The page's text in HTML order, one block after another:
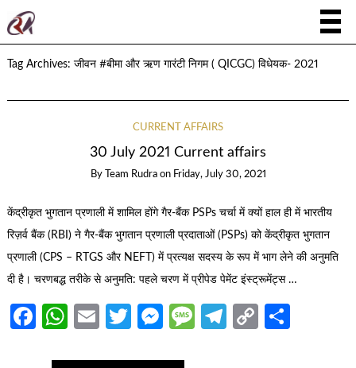
Tag Archives: जीवन #बीमा और ऋण गारंटी निगम ( QICGC) विधेयक- 2021
CURRENT AFFAIRS
30 July 2021 Current affairs
By Team Rudra on Friday, July 30, 2021
केंद्रीकृत भुगतान प्रणाली में शामिल होंगे गैर-बैंक PSPs चर्चा में क्यों हाल ही में भारतीय
रिज़र्व बैंक (RBI) ने गैर-बैंक भुगतान प्रणाली प्रदाताओं (PSPs) को केंद्रीकृत भुगतान
प्रणाली (CPS – RTGS और NEFT) में प्रत्यक्ष सदस्य के रूप में भाग लेने की अनुमति
दी है। चरणबद्ध तरीके से अनुमति: पहले चरण में प्रीपेड पेमेंट इंस्ट्रूमेंट्स …
Facebook
WhatsApp
EmailTwitter
Messenger
Message
Telegram
Copy